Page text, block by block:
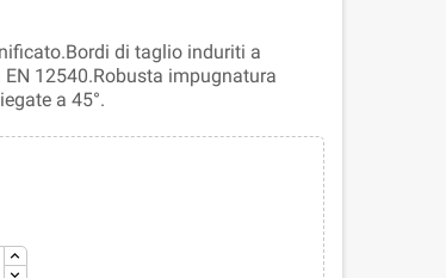
di taglio induriti a
12540.Robusta impugnatura
a 45°.